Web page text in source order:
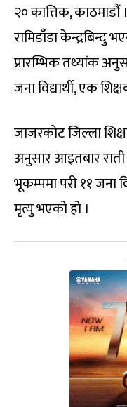
२० कात्तिक,
रामिडाँडा केन्द्रबिन्दु
प्रारम्भिक तथ्यांक
जना विद्यार्थी, एक
जाजरकोट जिल्ला
अनुसार आइतबार
भूकम्पमा परी ११ जना
मृत्यु भएको हो ।